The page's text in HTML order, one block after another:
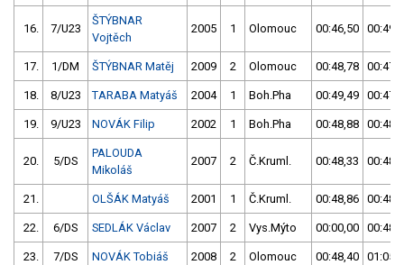
16. 7/U23
ŠTÝBNAR
Vojtěch
2005 1 Olomouc 00:46,50
17. 1/DM ŠTÝBNAR Matěj 2009 2 Olomouc 00:48,78
18. 8/U23 TARABA Matyáš 2004 1 Boh.Pha 00:49,49
19. 9/U23 NOVÁK Filip 2002 1 Boh.Pha 00:48,88
20. 5/DS
PALOUDA
Mikoláš
2007 2 Č.Kruml. 00:48,33
21. OLŠÁK Matyáš 2001 1 Č.Kruml. 00:48,86
22. 6/DS SEDLÁK Václav 2007 2 Vys.Mýto 00:00,00
23. 7/DS NOVÁK Tobiáš 2008 2 Olomouc 00:48,40